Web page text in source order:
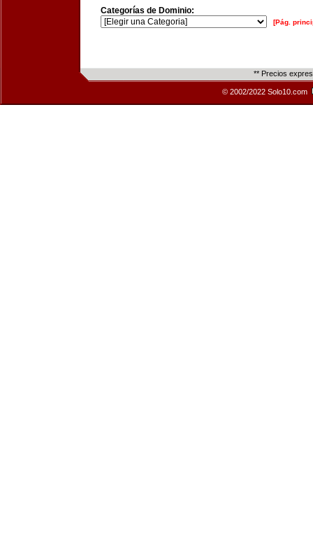
Categorías de Dominio:
[Pág.
** Precios
© 2002/2022 Solo10.com